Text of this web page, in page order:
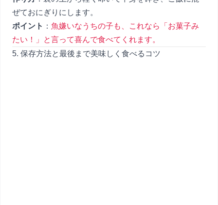
ぜておにぎりにします。
ポイント ： 魚嫌いなうちの子も、これなら「お菓子み
たい！」と言って喜んで食べてくれます。
5. 保存方法と最後まで美味しく食べるコツ